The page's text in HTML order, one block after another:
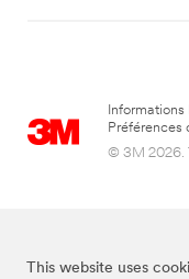
This website uses
Informations
Préférences
© 3M 2026.